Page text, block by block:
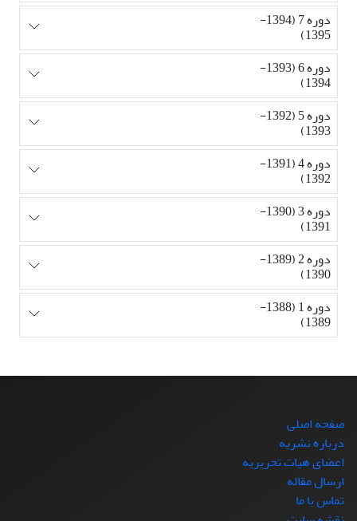
دوره 7 (1394-
1395)
دوره 6 (1393-
1394)
دوره 5 (1392-
1393)
دوره 4 (1391-
1392)
دوره 3 (1390-
1391)
دوره 2 (1389-
1390)
دوره 1 (1388-
1389)
صفحه اصلی
درباره نشریه
اعضای هیات تحریریه
ارسال مقاله
تماس با ما